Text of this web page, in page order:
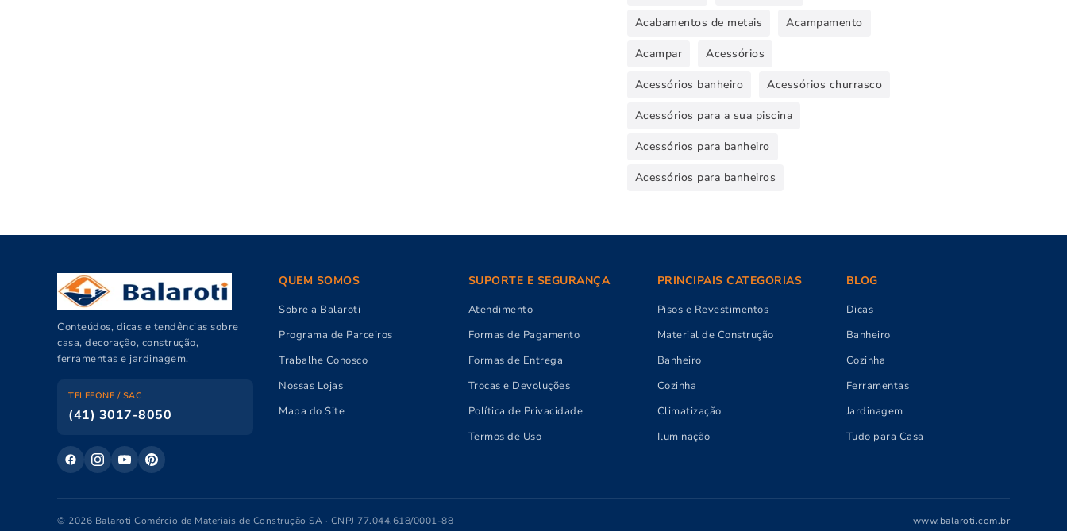
Acabamentos de metais Acampamento
Acampar Acessórios
Acessórios banheiro Acessórios churrasco
Acessórios para a sua piscina
Acessórios para banheiro
Acessórios para banheiros
Conteúdos, dicas e tendências sobre
casa, decoração, construção,
ferramentas e jardinagem.
TELEFONE / SAC
(41) 3017-8050
QUEM SOMOS
Sobre a Balaroti
Programa de Parceiros
Trabalhe Conosco
Nossas Lojas
Mapa do Site
SUPORTE E SEGURANÇA
Atendimento
Formas de Pagamento
Formas de Entrega
Trocas e Devoluções
Política de Privacidade
Termos de Uso
PRINCIPAIS CATEGORIAS
Pisos e Revestimentos
Material de Construção
Banheiro
Cozinha
Climatização
Iluminação
BLOG
Dicas
Banheiro
Cozinha
Ferramentas
Jardinagem
Tudo para Casa
© 2026 Balaroti Comércio de Materiais de Construção SA · CNPJ 77.044.618/0001-88 www.balaroti.com.br